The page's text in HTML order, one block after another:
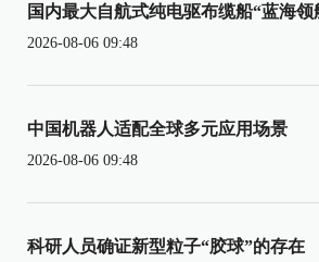
国内最大自航式纯电驱布缆船“蓝海领
2026-08-06 09:48
中国机器人适配全球多元应用场景
2026-08-06 09:48
科研人员确证新型粒子“胶球”的存在